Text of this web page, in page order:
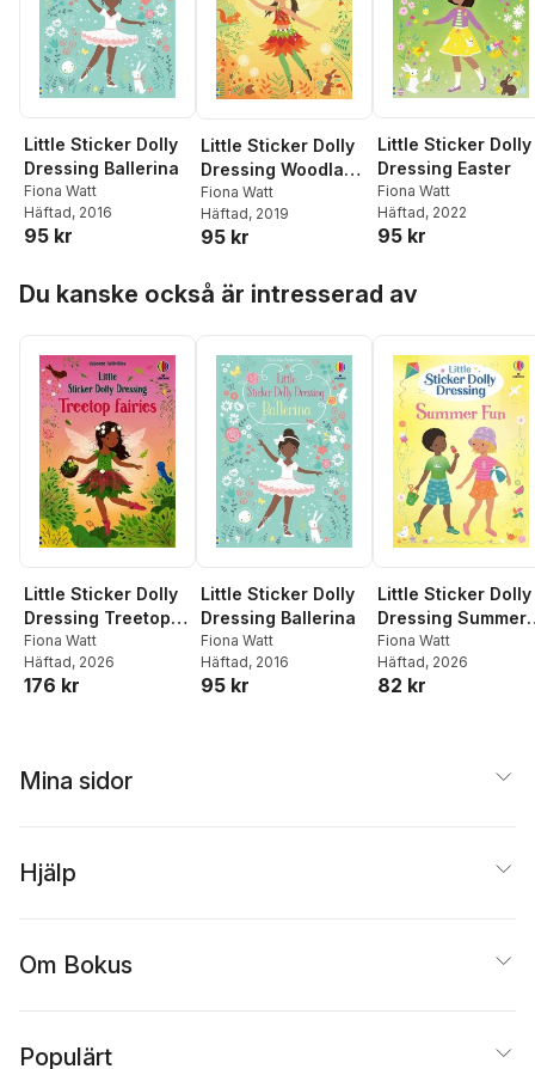
Little Sticker Dolly
Dressing Ballerina
Fiona Watt
Häftad, 2016
95 kr
Little Sticker Dolly
Dressing Woodland
Fairy
Fiona Watt
Häftad, 2019
95 kr
Little Sticker Dolly
Dressing Easter
Fiona Watt
Häftad, 2022
95 kr
Du kanske också är intresserad av
Little Sticker Dolly
Dressing Treetop
Fairies
Fiona Watt
Häftad, 2026
176 kr
Little Sticker Dolly
Dressing Ballerina
Fiona Watt
Häftad, 2016
95 kr
Little Sticker Dolly
Dressing Summer
Fun
Fiona Watt
Häftad, 2026
82 kr
Mina sidor
Hjälp
Om Bokus
Populärt